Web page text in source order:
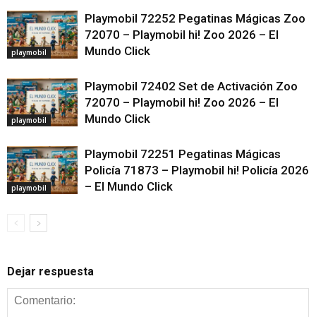
playmobil
Playmobil 72252 Pegatinas Mágicas Zoo
72070 – Playmobil hi! Zoo 2026 – El
Mundo Click
playmobil
Playmobil 72402 Set de Activación Zoo
72070 – Playmobil hi! Zoo 2026 – El
Mundo Click
playmobil
Playmobil 72251 Pegatinas Mágicas
Policía 71873 – Playmobil hi! Policía 2026
– El Mundo Click
Dejar respuesta